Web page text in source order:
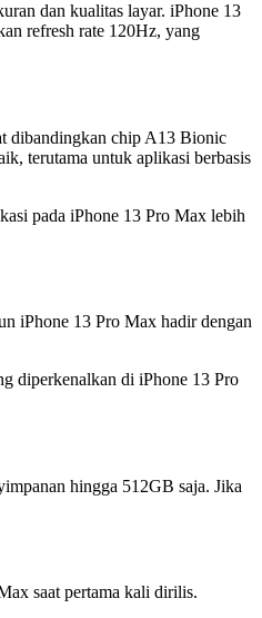
dan kualitas layar. iPhone 13
refresh rate 120Hz, yang
dibandingkan chip A13 Bionic
terutama untuk aplikasi berbasis
pada iPhone 13 Pro Max lebih
iPhone 13 Pro Max hadir dengan
diperkenalkan di iPhone 13 Pro
hingga 512GB saja. Jika
saat pertama kali dirilis.